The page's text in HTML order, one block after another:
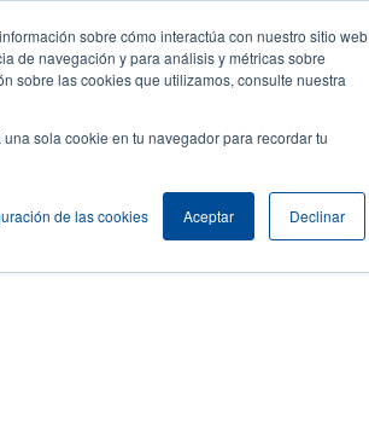
sobre cómo interactúa con nuestro sitio web
de navegación y para análisis y métricas sobre
sobre las cookies que utilizamos, consulte nuestra
sola cookie en tu navegador para recordar tu
de las cookies Aceptar Declinar
Empresa
User
Iniciar sesión / Registrarse
Header